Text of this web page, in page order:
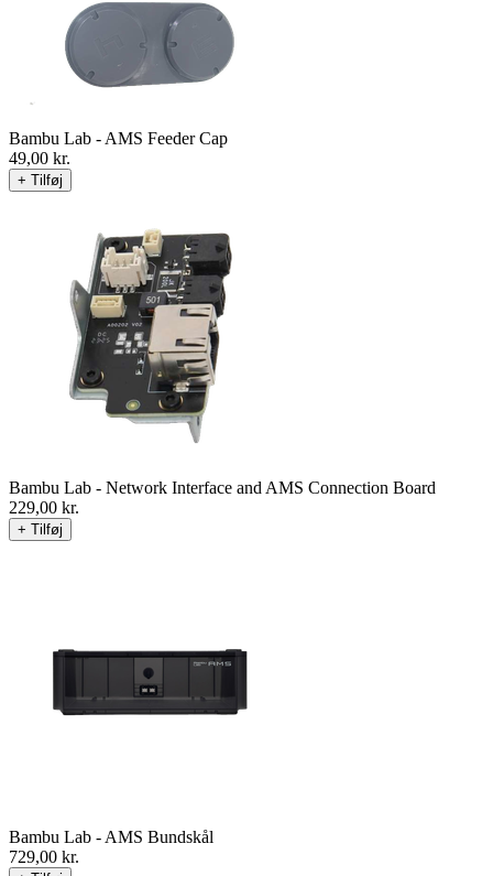
Bambu Lab - AMS Feeder Cap
49,00 kr.
+ Tilføj
Bambu Lab - Network Interface and AMS Connection Board
229,00 kr.
+ Tilføj
Bambu Lab - AMS Bundskål
729,00 kr.